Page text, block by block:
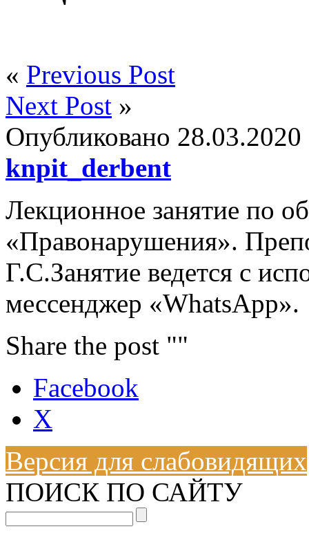
« Previous Post
Next Post »
Опубликовано 28.03.2020
knpit_derbent
Лекционное занятие по
«Правонарушения».
Г.С.Занятие ведется с
мессенджер «WhatsApp».
Share the post ""
Facebook
X
Версия для слабовидящих
ПОИСК ПО САЙТУ